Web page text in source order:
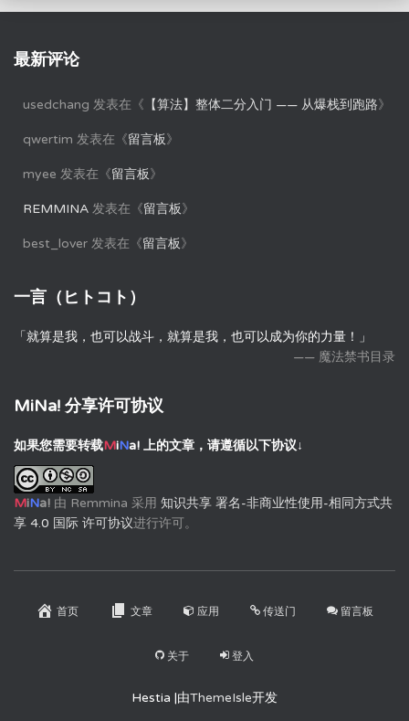
最新评论
usedchang 发表在《 【算法】整体二分入门 —— 从爆栈到跑路》
qwertim 发表在《留言板》
myee 发表在《留言板》
REMMINA 发表在《留言板》
best_lover 发表在《留言板》
一言（ヒトコト）
「就算是我，也可以战斗，就算是我，也可以成为你的力量！」
—— 魔法禁书目录
MiNa! 分享许可协议
如果您需要转载MiNa! 上的文章，请遵循以下协议↓
MiNa! 由 Remmina 采用 知识共享 署名-非商业性使用-相同方式共
享 4.0 国际 许可协议进行许可。
首页 文章 应用 传送门 留言板
关于 登入
Hestia |由ThemeIsle开发